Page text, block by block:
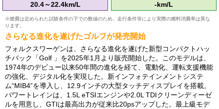
20.4～22.4km/L -km/L
※燃費は定められた試験条件の下での数値のため、走行条件等により実際の燃料消費率は異な
ります。
さらなる進化を遂げたゴルフが発売開始
フォルクスワーゲンは、さらなる進化を遂げた新型コンパクトハッ
チバック「Golf 」を2025年1月より販売開始した。このモデルは、
1974年のデビュー以来50年間の進化を経て、電動化、運転支援機能
の強化、デジタル化を実現した。新インフォテインメントシステ
ム“MIB4”を導入し、12.9インチの大型タッチディスプレイを搭載。
パワートレインは、1.5L eTSIエンジンや2.0L TDIクリーンディーゼ
ルを用意し、GTIは最高出力が従来比20psアップした。最上級モデ